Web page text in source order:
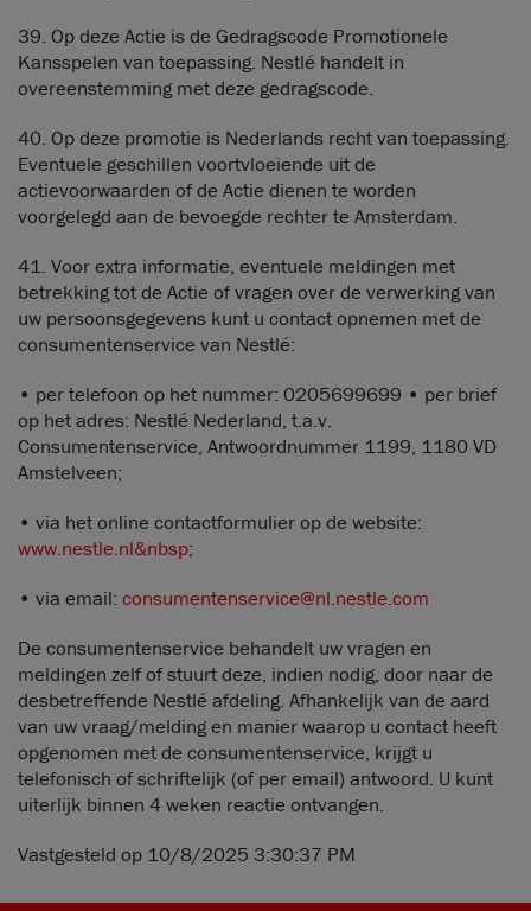
39. Op deze Actie is de Gedragscode Promotionele
Kansspelen van toepassing. Nestlé handelt in
overeenstemming met deze gedragscode.
40. Op deze promotie is Nederlands recht van toepassing.
Eventuele geschillen voortvloeiende uit de
actievoorwaarden of de Actie dienen te worden
voorgelegd aan de bevoegde rechter te Amsterdam.
41. Voor extra informatie, eventuele meldingen met
betrekking tot de Actie of vragen over de verwerking van
uw persoonsgegevens kunt u contact opnemen met de
consumentenservice van Nestlé:
• per telefoon op het nummer: 0205699699 • per brief
op het adres: Nestlé Nederland, t.a.v.
Consumentenservice, Antwoordnummer 1199, 1180 VD
Amstelveen;
• via het online contactformulier op de website:
www.nestle.nl&nbsp;
• via email: consumentenservice@nl.nestle.com
De consumentenservice behandelt uw vragen en
meldingen zelf of stuurt deze, indien nodig, door naar de
desbetreffende Nestlé afdeling. Afhankelijk van de aard
van uw vraag/melding en manier waarop u contact heeft
opgenomen met de consumentenservice, krijgt u
telefonisch of schriftelijk (of per email) antwoord. U kunt
uiterlijk binnen 4 weken reactie ontvangen.
Vastgesteld op 10/8/2025 3:30:37 PM